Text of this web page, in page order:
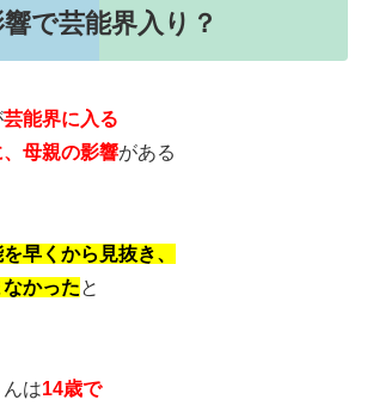
で芸能界入り？
芸能界に入る
母親の影響がある
早くから見抜き、
かったと
は14歳で